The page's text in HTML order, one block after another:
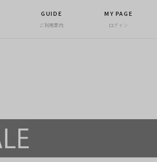
GUIDE
ご利用案内
MY PAGE
ログイン